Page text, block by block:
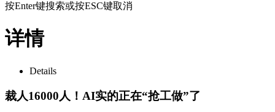
按Enter键搜索或按ESC键取消
详情
Details
裁人16000人！AI实的正在“抢工做”了